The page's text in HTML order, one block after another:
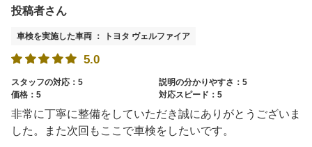
投稿者さん
車検を実施した車両 ： トヨタ ヴェルファイア
5.0
スタッフの対応：5
説明の分かりやすさ：5
価格：5
対応スピード：5
非常に丁寧に整備をしていただき誠にありがとうございま
した。また次回もここで車検をしたいです。